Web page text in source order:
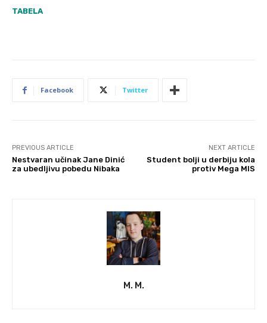
TABELA
Facebook Twitter
PREVIOUS ARTICLE
Nestvaran učinak Jane Dinić
za ubedljivu pobedu Nibaka
NEXT ARTICLE
Student bolji u derbiju kola
protiv Mega MIS
M. M.